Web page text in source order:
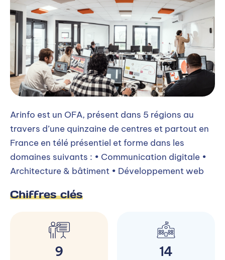
Arinfo est un OFA, présent dans 5 régions au
travers d’une quinzaine de centres et partout en
France en télé présentiel et forme dans les
domaines suivants : • Communication digitale •
Architecture & bâtiment • Développement web
Chiffres clés
9 14